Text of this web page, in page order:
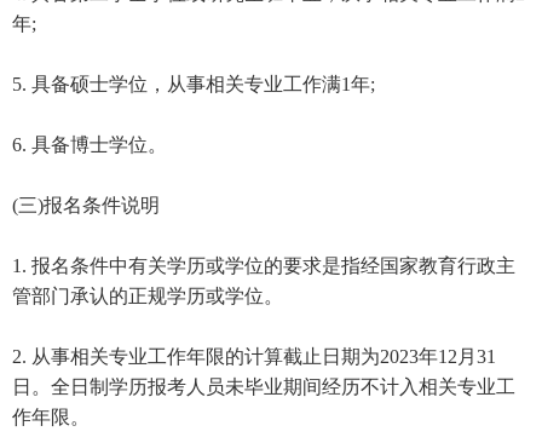
年;
5. 具备硕士学位，从事相关专业工作满1年;
6. 具备博士学位。
(三)报名条件说明
1. 报名条件中有关学历或学位的要求是指经国家教育行政主
管部门承认的正规学历或学位。
2. 从事相关专业工作年限的计算截止日期为2023年12月31
日。全日制学历报考人员未毕业期间经历不计入相关专业工
作年限。